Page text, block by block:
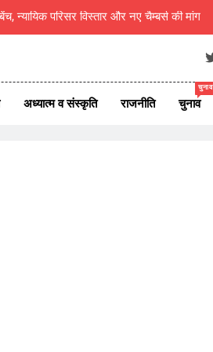
न्यायिक परिसर विस्तार और नए चैम्बर्स की मांग
को लेकर तमिलनाडु में सियासी हलचल तेज
10 दिन बाद गौमुख जल से करेंगे अभिषेक
अध्यात्म व संस्कृति राजनीति चुनाव
चुनाव